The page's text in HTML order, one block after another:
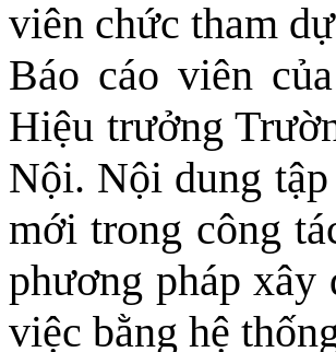
viên chức tham
Báo cáo viên
Hiệu trưởng
Nội. Nội dung
mới trong công
phương pháp xây
việc bằng hệ